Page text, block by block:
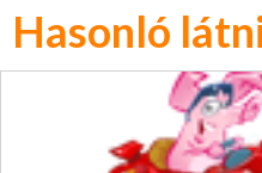
Hasonló